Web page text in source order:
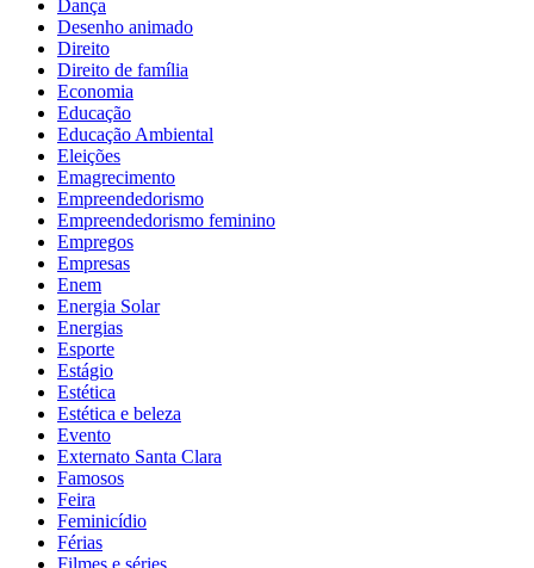
Dança
Desenho animado
Direito
Direito de família
Economia
Educação
Educação Ambiental
Eleições
Emagrecimento
Empreendedorismo
Empreendedorismo feminino
Empregos
Empresas
Enem
Energia Solar
Energias
Esporte
Estágio
Estética
Estética e beleza
Evento
Externato Santa Clara
Famosos
Feira
Feminicídio
Férias